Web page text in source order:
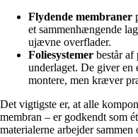
Flydende membraner
et sammenhængende
ujævne overflader.
Foliesystemer består
underlaget. De giver en
montere, men kræver
Det vigtigste er, at alle
membran – er godkendt som
materialerne arbejder